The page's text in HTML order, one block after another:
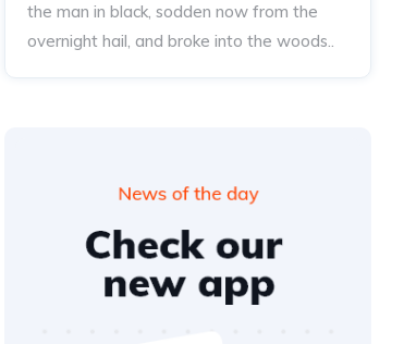
the man in black, sodden now from the
overnight hail, and broke into the woods..